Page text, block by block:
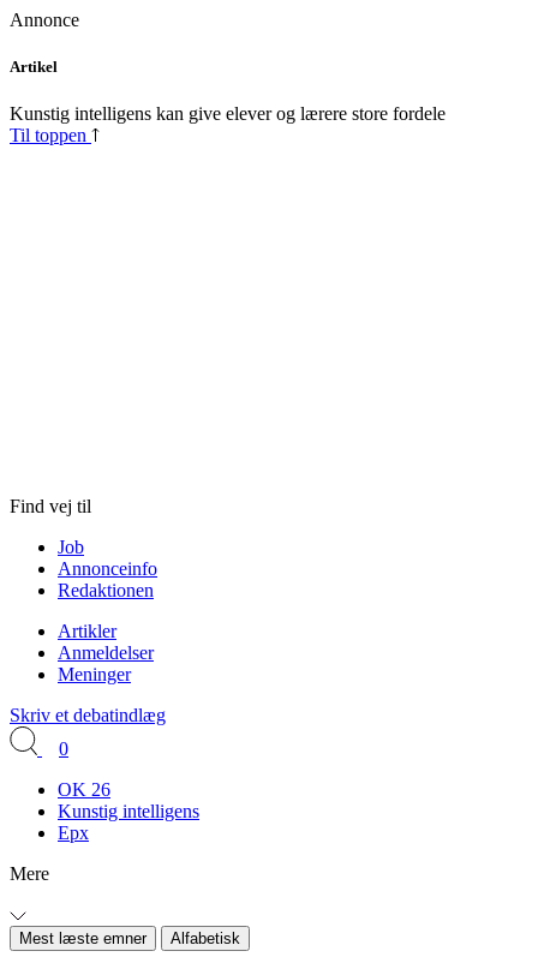
Annonce
Skip
content
Artikel
Kunstig intelligens kan give elever og lærere store fordele
Til toppen
Find vej til
Job
Annonceinfo
Redaktionen
Artikler
Anmeldelser
Meninger
Skriv et debatindlæg
0
OK 26
Kunstig intelligens
Epx
Mere
Mest læste emner Alfabetisk